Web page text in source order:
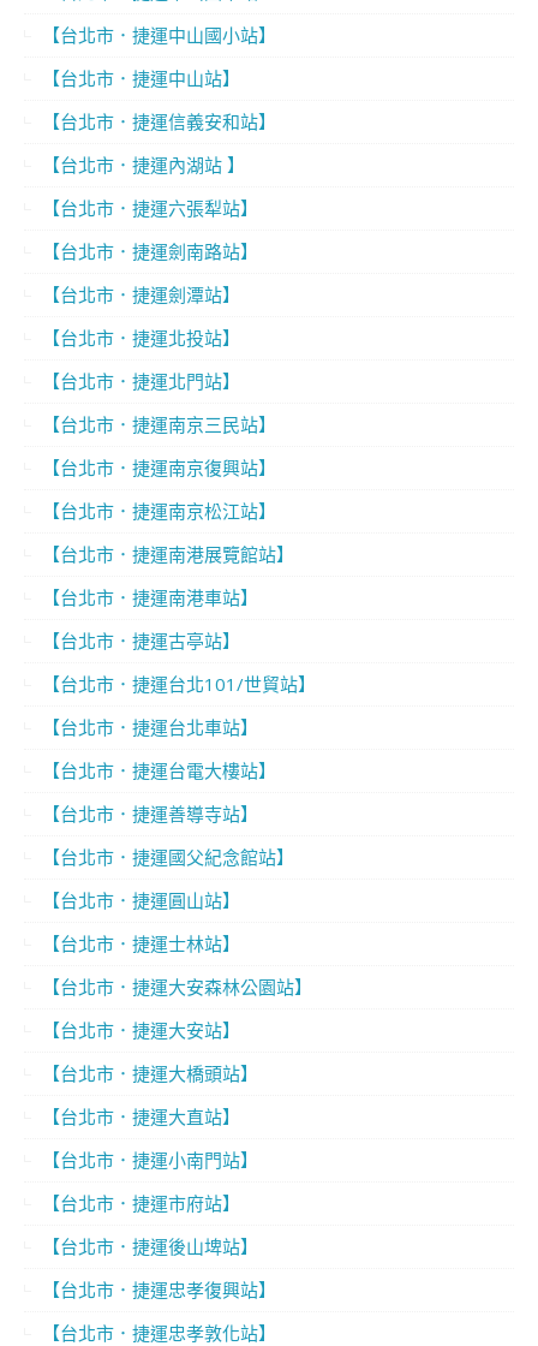
【台北市．捷運中山國小站】
【台北市．捷運中山站】
【台北市．捷運信義安和站】
【台北市．捷運內湖站 】
【台北市．捷運六張犁站】
【台北市．捷運劍南路站】
【台北市．捷運劍潭站】
【台北市．捷運北投站】
【台北市．捷運北門站】
【台北市．捷運南京三民站】
【台北市．捷運南京復興站】
【台北市．捷運南京松江站】
【台北市．捷運南港展覽館站】
【台北市．捷運南港車站】
【台北市．捷運古亭站】
【台北市．捷運台北101/世貿站】
【台北市．捷運台北車站】
【台北市．捷運台電大樓站】
【台北市．捷運善導寺站】
【台北市．捷運國父紀念館站】
【台北市．捷運圓山站】
【台北市．捷運士林站】
【台北市．捷運大安森林公園站】
【台北市．捷運大安站】
【台北市．捷運大橋頭站】
【台北市．捷運大直站】
【台北市．捷運小南門站】
【台北市．捷運市府站】
【台北市．捷運後山埤站】
【台北市．捷運忠孝復興站】
【台北市．捷運忠孝敦化站】